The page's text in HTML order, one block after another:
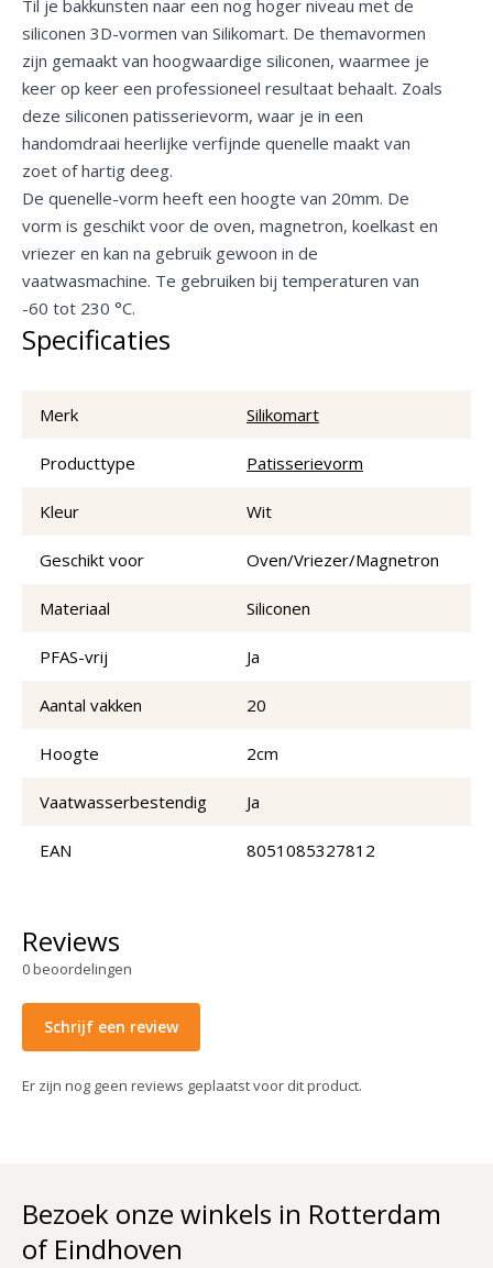
Til je bakkunsten naar een nog hoger niveau met de
siliconen 3D-vormen van Silikomart. De themavormen
zijn gemaakt van hoogwaardige siliconen, waarmee je
keer op keer een professioneel resultaat behaalt. Zoals
deze siliconen patisserievorm, waar je in een
handomdraai heerlijke verfijnde quenelle maakt van
zoet of hartig deeg.
De quenelle-vorm heeft een hoogte van 20mm. De
vorm is geschikt voor de oven, magnetron, koelkast en
vriezer en kan na gebruik gewoon in de
vaatwasmachine. Te gebruiken bij temperaturen van
-60 tot 230 °C.
Specificaties
Merk Silikomart
Producttype Patisserievorm
Kleur Wit
Geschikt voor Oven/Vriezer/Magnetron
Materiaal Siliconen
PFAS-vrij Ja
Aantal vakken 20
Hoogte 2cm
Vaatwasserbestendig Ja
EAN 8051085327812
Reviews
0beoordelingen
Schrijf een review
Er zijn nog geen reviews geplaatst voor dit product.
Bezoek onze winkels in Rotterdam
of Eindhoven